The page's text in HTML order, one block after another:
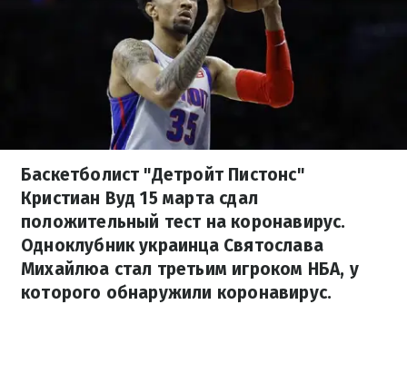
Баскетболист "Детройт Пистонс"
Кристиан Вуд 15 марта сдал
положительный тест на коронавирус.
Одноклубник украинца Святослава
Михайлюа стал третьим игроком НБА, у
которого обнаружили коронавирус.